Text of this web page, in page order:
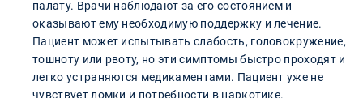
палату. Врачи наблюдают за его состоянием и
оказывают ему необходимую поддержку и лечение.
Пациент может испытывать слабость, головокружение,
тошноту или рвоту, но эти симптомы быстро проходят и
легко устраняются медикаментами. Пациент уже не
чувствует ломки и потребности в наркотике.